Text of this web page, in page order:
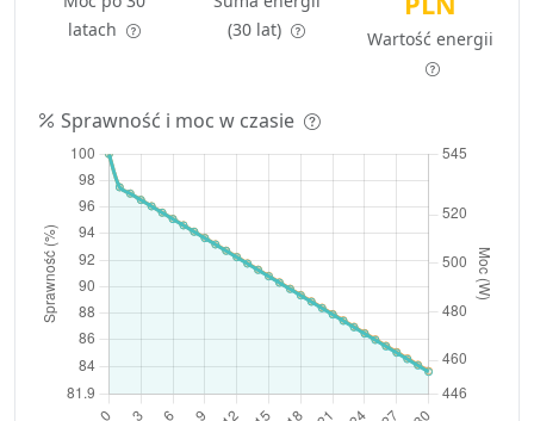
latach
(30 lat)
Wartość energii
Sprawność i moc w czasie